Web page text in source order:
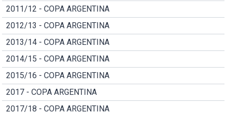
2011/12 - COPA ARGENTINA
2012/13 - COPA ARGENTINA
2013/14 - COPA ARGENTINA
2014/15 - COPA ARGENTINA
2015/16 - COPA ARGENTINA
2017 - COPA ARGENTINA
2017/18 - COPA ARGENTINA